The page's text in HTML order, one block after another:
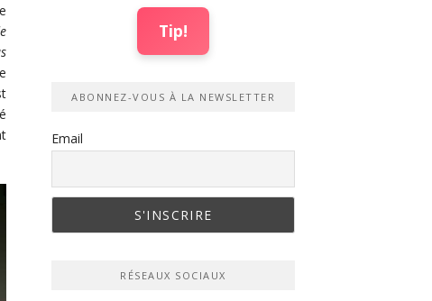
Tip!
ABONNEZ-VOUS À LA NEWSLETTER
Email
RÉSEAUX SOCIAUX